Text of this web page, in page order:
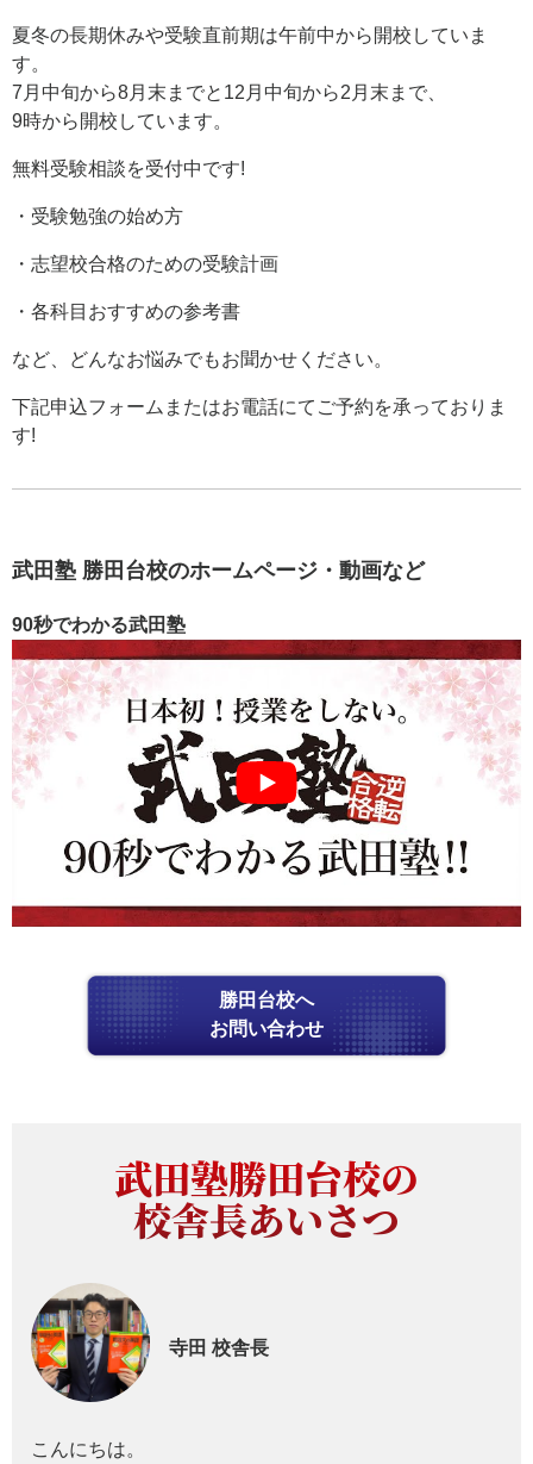
夏冬の長期休みや受験直前期は午前中から開校していま
す。
7月中旬から8月末までと12月中旬から2月末まで、
9時から開校しています。
無料受験相談を受付中です!
・受験勉強の始め方
・志望校合格のための受験計画
・各科目おすすめの参考書
など、どんなお悩みでもお聞かせください。
下記申込フォームまたはお電話にてご予約を承っておりま
す!
武田塾 勝田台校のホームページ・動画など
90秒でわかる武田塾
勝田台校へ
お問い合わせ
武田塾勝田台校の
校舎長あいさつ
寺田 校舎長
こんにちは。